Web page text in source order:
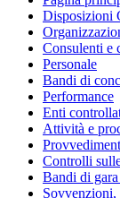
Disposizioni
Consulenti e
Personale
Bandi di
Performance
Enti
Attività e
Controlli
Bandi di
Sovvenzioni,